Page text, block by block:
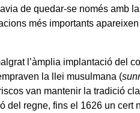
de quedar-se només amb
més importants
l’àmplia implantació del
la llei musulmana (
van mantenir la tradició
del regne, fins el 1626 un cert